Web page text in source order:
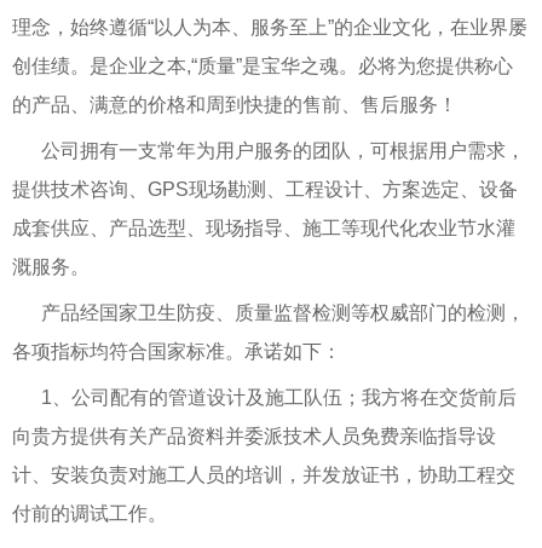
理念，始终遵循“以人为本、服务至上”的企业文化，在业界屡
创佳绩。是企业之本,“质量”是宝华之魂。必将为您提供称心
的产品、满意的价格和周到快捷的售前、售后服务！
公司拥有一支常年为用户服务的团队，可根据用户需求，
提供技术咨询、GPS现场勘测、工程设计、方案选定、设备
成套供应、产品选型、现场指导、施工等现代化农业节水灌
溉服务。
产品经国家卫生防疫、质量监督检测等权威部门的检测，
各项指标均符合国家标准。承诺如下：
1、公司配有的管道设计及施工队伍；我方将在交货前后
向贵方提供有关产品资料并委派技术人员免费亲临指导设
计、安装负责对施工人员的培训，并发放证书，协助工程交
付前的调试工作。